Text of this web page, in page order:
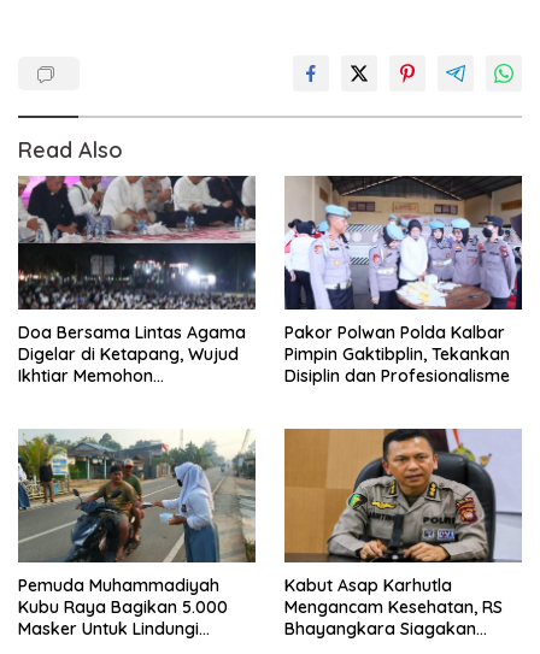
Read Also
Doa Bersama Lintas Agama
Digelar di Ketapang, Wujud
Ikhtiar Memohon
Pakor Polwan Polda Kalbar
Pimpin Gaktibplin, Tekankan
Disiplin dan Profesionalisme
Pemuda Muhammadiyah
Kubu Raya Bagikan 5.000
Masker Untuk Lindungi
Kabut Asap Karhutla
Mengancam Kesehatan, RS
Bhayangkara Siagakan